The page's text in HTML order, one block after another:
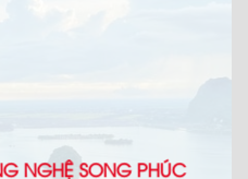
NGHỆ SONG PHÚC